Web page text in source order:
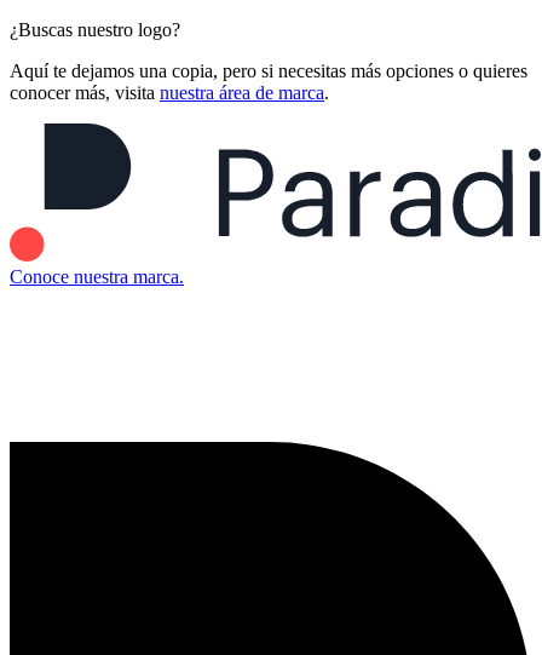
¿Buscas nuestro logo?
Aquí te dejamos una copia, pero si necesitas más opciones o quieres
conocer más, visita nuestra área de marca.
Conoce nuestra marca.